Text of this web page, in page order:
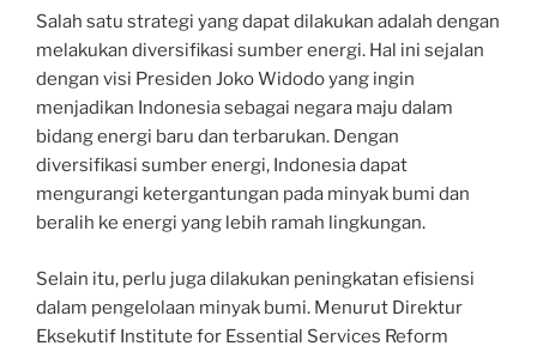
Salah satu strategi yang dapat dilakukan adalah dengan
melakukan diversifikasi sumber energi. Hal ini sejalan
dengan visi Presiden Joko Widodo yang ingin
menjadikan Indonesia sebagai negara maju dalam
bidang energi baru dan terbarukan. Dengan
diversifikasi sumber energi, Indonesia dapat
mengurangi ketergantungan pada minyak bumi dan
beralih ke energi yang lebih ramah lingkungan.
Selain itu, perlu juga dilakukan peningkatan efisiensi
dalam pengelolaan minyak bumi. Menurut Direktur
Eksekutif Institute for Essential Services Reform